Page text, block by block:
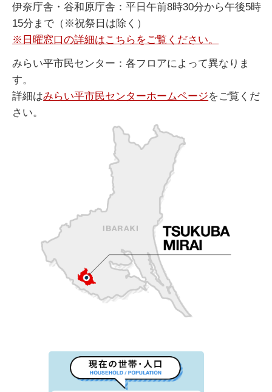
伊奈庁舎・谷和原庁舎：平日午前8時30分から午後5時
15分まで（※祝祭日は除く）
※日曜窓口の詳細はこちらをご覧ください。
みらい平市民センター：各フロアによって異なりま
す。
詳細はみらい平市民センターホームページをご覧くだ
さい。